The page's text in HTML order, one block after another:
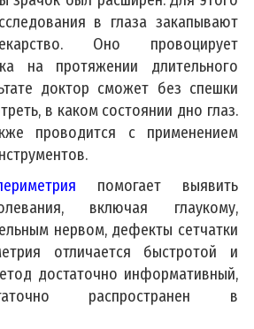
в глаза закапывают
Оно провоцирует
на протяжении длительного
доктор сможет без спешки
в каком состоянии дно глаз.
проводится с применением
помогает выявить
включая глаукому,
нервом, дефекты сетчатки
отличается быстротой и
достаточно информативный,
распространен в